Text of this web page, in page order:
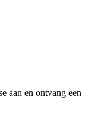
aan en ontvang een